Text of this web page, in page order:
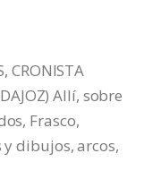
CRONISTA
Allí, sobre
Frasco,
dibujos, arcos,